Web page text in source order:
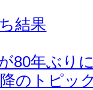
結果
80年ぶり
のトピッ